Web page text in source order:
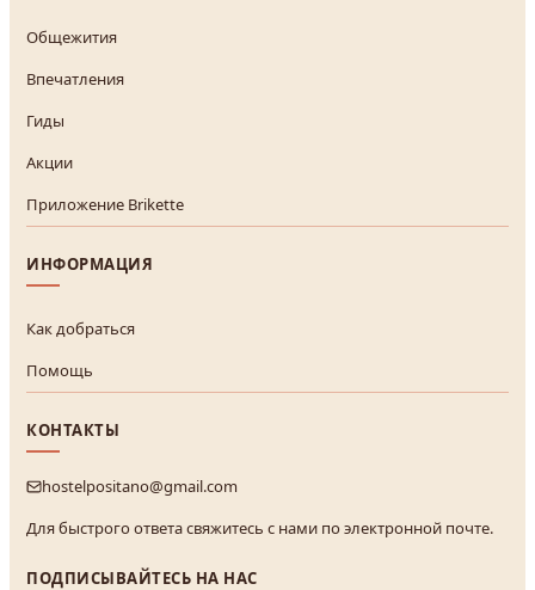
Общежития
Впечатления
Гиды
Акции
Приложение Brikette
ИНФОРМАЦИЯ
Как добраться
Помощь
КОНТАКТЫ
hostelpositano@gmail.com
Для быстрого ответа свяжитесь с нами по электронной почте.
ПОДПИСЫВАЙТЕСЬ НА НАС